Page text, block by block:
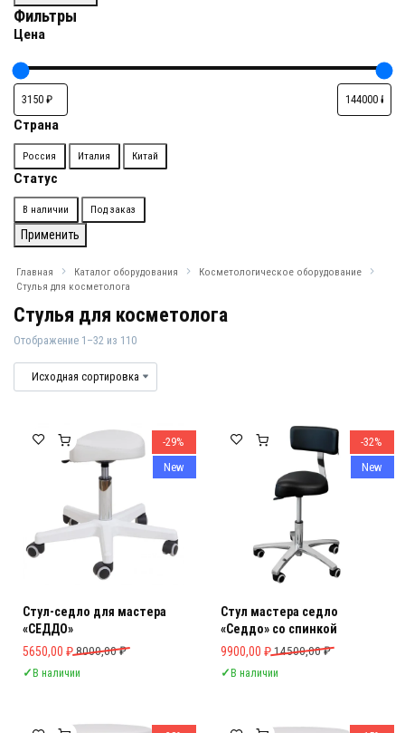
Главная Каталог оборудования
Косметологическое оборудование
Стулья для косметолога
Стулья для косметолога
Отображение 1–32 из 110
Стулья для косметолога
Стулья косметолога для
-29%
New
Стул-седло для мастера
«СЕДДО»
8000,00₽
Первоначальная цена составляла 8000,00 ₽.
5650,00 ₽
Текущая цена: 5650,00 ₽.
✓В наличии
-32%
New
Стул мастера седло
«Седдо» со спинкой
14500,00₽
Первоначальная цена
9900,00 ₽
Текущая цена: 9900,00 ₽.
✓В наличии
Фильтры
Цена
Страна
Страна
Россия Италия Китай
Статус
Доступность
В наличии Под заказ
Применить